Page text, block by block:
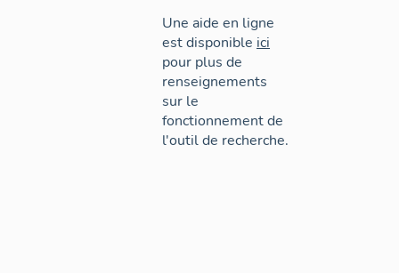
Une aide en ligne
est disponible ici
pour plus de
renseignements
sur le
fonctionnement de
l'outil de recherche.